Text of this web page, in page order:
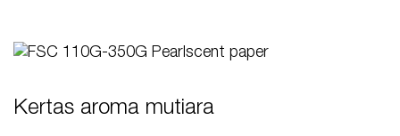
Kertas aroma mutiara